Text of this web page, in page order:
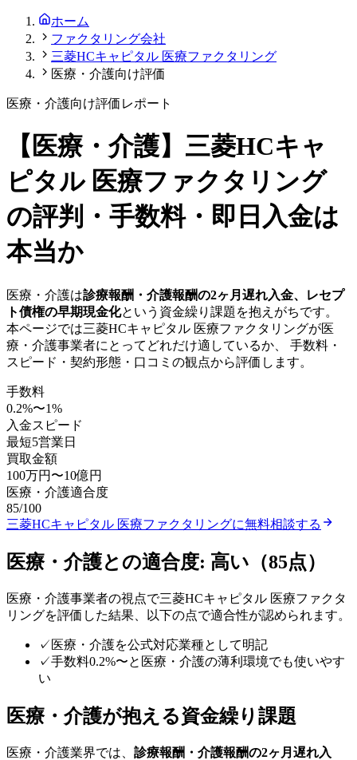
ホーム
ファクタリング会社
三菱HCキャピタル 医療ファクタリング
医療・介護向け評価
医療・介護向け評価レポート
【 医療・介護】 三菱HCキャ
ピタル 医療ファクタリング
の評判・手数料・即日入金は
本当か
医療・介護は診療報酬・介護報酬の2ヶ月遅れ入金、レセプ
ト債権の早期現金化という資金繰り課題を抱えがちです。
本ページでは三菱HCキャピタル 医療ファクタリングが医
療・介護事業者にとってどれだけ適しているか、 手数料・
スピード・契約形態・口コミの観点から評価します。
手数料
0.2%〜1%
入金スピード
最短5営業日
買取金額
100万円 〜10億円
医療・介護適合度
85/100
三菱HCキャピタル 医療ファクタリングに無料相談する
医療・介護との適合度: 高い （85点）
医療・介護事業者の視点で三菱HCキャピタル 医療ファクタ
リングを評価した結果、以下の点で適合性が認められます。
✓ 医療・介護を公式対応業種として明記
✓手数料0.2%〜と医療・介護の薄利環境でも使いやす
い
医療・介護が抱える資金繰り課題
医療・介護業界では、 診療報酬・介護報酬の2ヶ月遅れ入